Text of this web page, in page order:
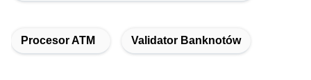
Procesor ATM Validator Banknotów